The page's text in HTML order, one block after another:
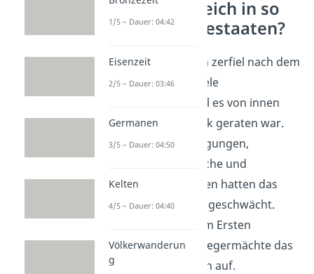
Osmanische Reich in so
viele Nachfolgestaaten?
Das Osmanische Reich zerfiel nach dem
Ersten Weltkrieg
in viele
Nachfolgestaaten, weil es von innen
und außen unter Druck geraten war.
Nationalistische Bewegungen,
wirtschaftliche Schwäche und
militärische Niederlagen hatten das
Reich über Jahrzehnte geschwächt.
Nach der Niederlage im Ersten
Weltkrieg teilten die Siegermächte das
Reichsgebiet unter sich auf.
1/5 – Dauer: 04:42
Eisenzeit
2/5 – Dauer: 03:46
Germanen
3/5 – Dauer: 04:50
Kelten
4/5 – Dauer: 04:40
Völkerwanderun
g